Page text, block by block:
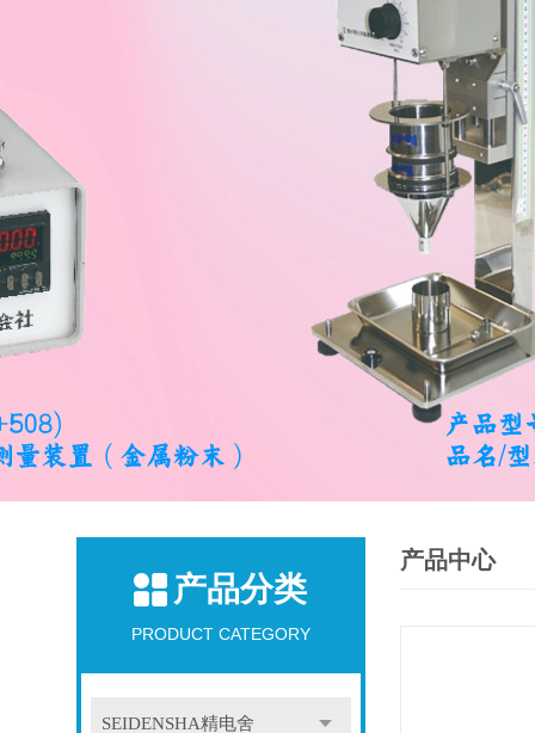
产品分类
PRODUCT CATEGORY
SEIDENSHA精电舍
产品中心